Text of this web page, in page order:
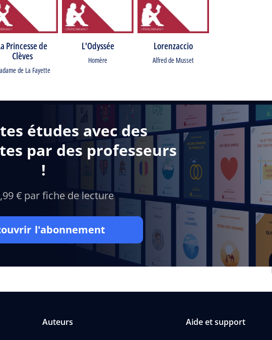
Princesse de
Clèves
de La Fayette
L'Odyssée
Homère
Lorenzaccio
Alfred de Musset
études avec des
par des professeurs
!
€ par fiche de lecture
l'abonnement
Auteurs Aide et support